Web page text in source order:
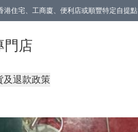
住宅、工商廈、便利店或順豐特定自提點
門店
及退款政策